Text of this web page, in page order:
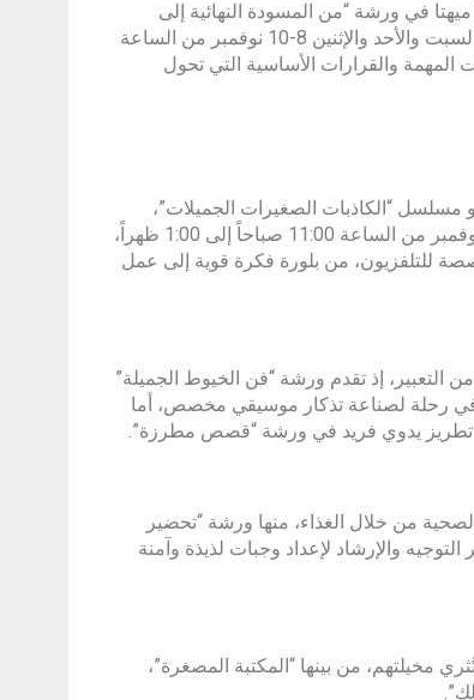
في ورشة “من المسودة النهائية إلى
الكتاب الكامل: دور المحرر في عملية نشر الكتب”، وتمتد الورشة على مدار ثلاثة أيام، السبت والأحد والإثنين 8-10 نوفمبر من الساعة
المهمة والقرارات الأساسية التي تحول
مسلسل “الكاذبات الصغيرات الجميلات”،
ورشة مكثفة بعنوان “خمس خطوات ونصف للنجاح في الكتابة التجريبية”، يوم الأحد 9 نوفمبر من الساعة 11:00 صباحاً إلى 1:00 ظهراً،
للتلفزيون، من بلورة فكرة قوية إلى عمل
إذ تقدم ورشة “فن الخيوط الجميلة”
رحلة لصناعة تذكار موسيقي مخصص، أما
تطريز يدوي فريد في ورشة “قصص مطرزة”.
من خلال الغذاء، منها ورشة “تحضير
والإرشاد لإعداد وجبات لذيذة وآمنة
مخيلتهم، من بينها “المكتبة المصغرة”،